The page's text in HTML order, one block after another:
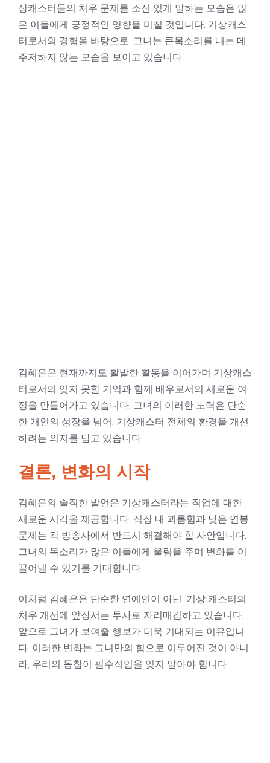
상캐스터들의 처우 문제를 소신 있게 말하는 모습은 많
은 이들에게 긍정적인 영향을 미칠 것입니다. 기상캐스
터로서의 경험을 바탕으로, 그녀는 큰목소리를 내는 데
주저하지 않는 모습을 보이고 있습니다.
김혜은은 현재까지도 활발한 활동을 이어가며 기상캐스
터로서의 잊지 못할 기억과 함께 배우로서의 새로운 여
정을 만들어가고 있습니다. 그녀의 이러한 노력은 단순
한 개인의 성장을 넘어, 기상캐스터 전체의 환경을 개선
하려는 의지를 담고 있습니다.
결론, 변화의 시작
김혜은의 솔직한 발언은 기상캐스터라는 직업에 대한
새로운 시각을 제공합니다. 직장 내 괴롭힘과 낮은 연봉
문제는 각 방송사에서 반드시 해결해야 할 사안입니다.
그녀의 목소리가 많은 이들에게 울림을 주며 변화를 이
끌어낼 수 있기를 기대합니다.
이처럼 김혜은은 단순한 연예인이 아닌, 기상 캐스터의
처우 개선에 앞장서는 투사로 자리매김하고 있습니다.
앞으로 그녀가 보여줄 행보가 더욱 기대되는 이유입니
다. 이러한 변화는 그녀만의 힘으로 이루어진 것이 아니
라, 우리의 동참이 필수적임을 잊지 말아야 합니다.